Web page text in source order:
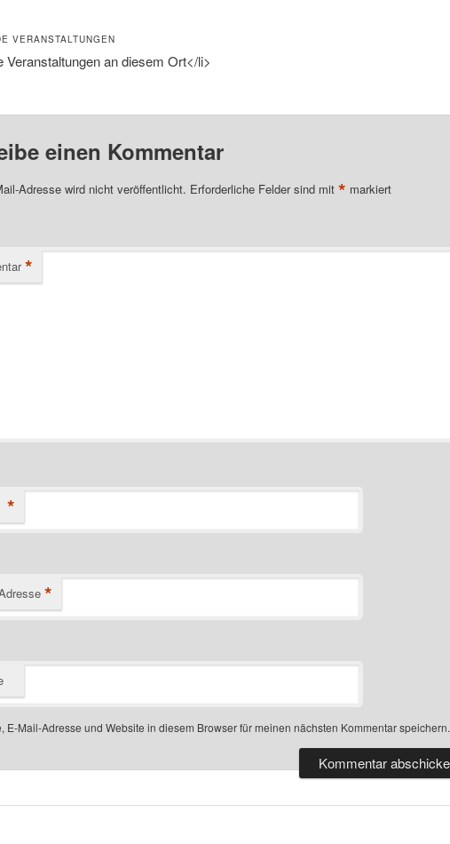
VERANSTALTUNGEN
Veranstaltungen an diesem Ort</li>
einen Kommentar
Adresse wird nicht veröffentlicht. Erforderliche Felder sind mit * markiert
*
*
*
E-Mail-Adresse und Website in diesem Browser für meinen nächsten Kommentar speichern.